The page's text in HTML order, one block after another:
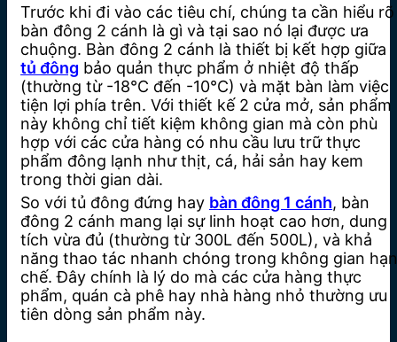
Trước khi đi vào các tiêu chí, chúng ta cần hiểu rõ
bàn đông 2 cánh là gì và tại sao nó lại được ưa
chuộng. Bàn đông 2 cánh là thiết bị kết hợp giữa
tủ đông bảo quản thực phẩm ở nhiệt độ thấp
(thường từ -18°C đến -10°C) và mặt bàn làm việc
tiện lợi phía trên. Với thiết kế 2 cửa mở, sản phẩm
này không chỉ tiết kiệm không gian mà còn phù
hợp với các cửa hàng có nhu cầu lưu trữ thực
phẩm đông lạnh như thịt, cá, hải sản hay kem
trong thời gian dài.
So với tủ đông đứng hay bàn đông 1 cánh, bàn
đông 2 cánh mang lại sự linh hoạt cao hơn, dung
tích vừa đủ (thường từ 300L đến 500L), và khả
năng thao tác nhanh chóng trong không gian hạn
chế. Đây chính là lý do mà các cửa hàng thực
phẩm, quán cà phê hay nhà hàng nhỏ thường ưu
tiên dòng sản phẩm này.